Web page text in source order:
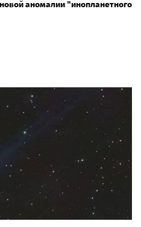
аномалии "инопланетного